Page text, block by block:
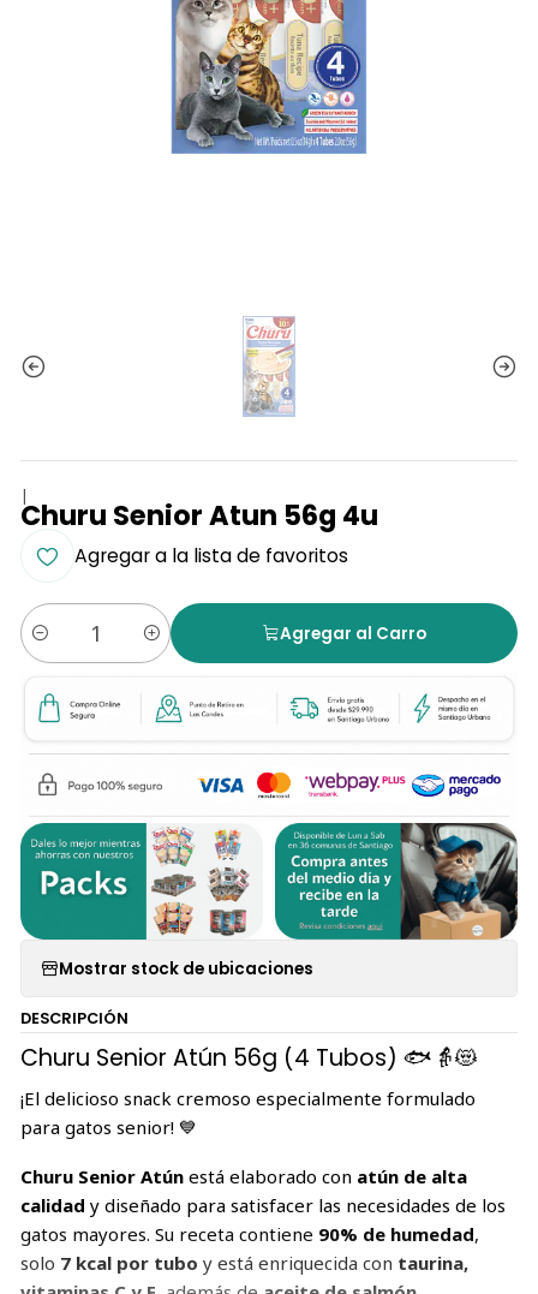
|
Churu Senior Atun 56g 4u
Agregar a la lista de favoritos
Cantidad
Agregar al Carro
Mostrar stock de ubicaciones
DESCRIPCIÓN
Churu Senior Atún 56g (4 Tubos) 🐟👵😻
¡El delicioso snack cremoso especialmente formulado
para gatos senior! 💙
Churu Senior Atúnestá elaborado con atún de alta
calidad y diseñado para satisfacer las necesidades de los
gatos mayores. Su receta contiene 90% de humedad,
solo 7 kcal por tubo y está enriquecida con taurina,